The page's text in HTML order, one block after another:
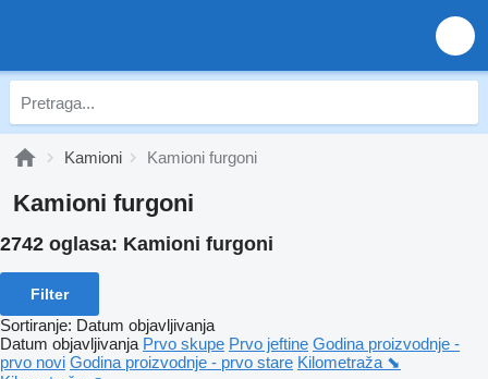
Kamioni Kamioni furgoni
Kamioni furgoni
2742 oglasa: Kamioni furgoni
Filter
Sortiranje: Datum objavljivanja
Datum objavljivanja Prvo skupe Prvo jeftine Godina proizvodnje -
prvo novi Godina proizvodnje - prvo stare Kilometraža ⬊